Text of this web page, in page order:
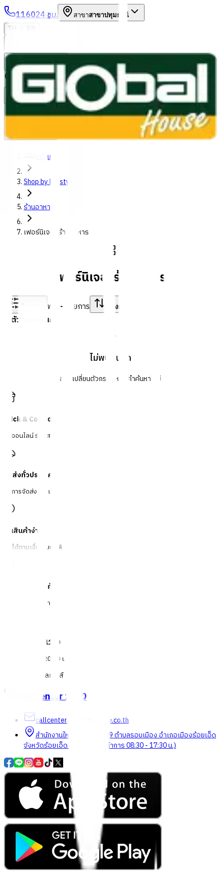
116024 ชม. สาขาสาขาปทุมธานี
TH
หมวดหมู่สินค้า
ค้นหา
บัญชีของฉัน ตะกร้าสินค้า
Previous slide
หน้าแรก
Shop by lifestyles
ร้านอาหาร
เฟอร์นิเจอร์ร้านอาหาร
เฟอร์นิเจอร์ร้านอาหาร
ตัวกรอง พบ - รายการ เรียงตาม
ตัวกรองสินค้า
ไม่พบสินค้า
ลองเปลี่ยนตัวกรองหรือคำค้นหาใหม่
Click & Collect
สั่งออนไลน์ รับที่สาขา
จัดส่งทั่วประเทศ
บริการจัดส่งรวดเร็ว
คืนสินค้าง่าย
คืนได้ตามเงื่อนไขบริษัท
ชำระเงินปลอดภัย
หลากหลายช่องทาง
Call Center 1160
ทุกวัน 08:00 - 20:00 น.
เกี่ยวกับโกลบอลเฮ้าส์
Call Center1160
callcenter@globalhouse.co.th
สำนักงานใหญ่: 232 หมู่ที่ 19 ตำบลรอบเมือง อำเภอเมืองร้อยเอ็ด
จังหวัดร้อยเอ็ด 45000 (เวลาทำการ 08:30 - 17:30 น.)